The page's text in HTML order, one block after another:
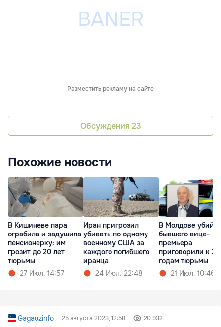
Разместить рекламу на сайте
Обсуждения 23
Похожие новости
В Кишиневе пара
ограбила и задушила
пенсионерку: им
грозит до 20 лет
тюрьмы
27 Июл. 14:57
Иран пригрозил
убивать по одному
военному США за
каждого погибшего
иранца
24 Июл. 22:48
В Молдове
бывшего вице-
премьера
приговорили к 23
годам тюрьмы
21 Июл. 10:46
Gagauzinfo 25 августа 2023, 12:58 20 932